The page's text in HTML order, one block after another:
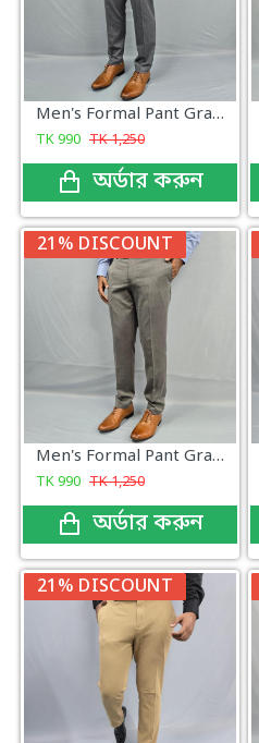
Men's Formal Pant Gray new Collection
TK990 TK1,250
অর্ডার করুন
21% DISCOUNT
Men's Formal Pant Gray New
TK990 TK1,250
অর্ডার করুন
21% DISCOUNT